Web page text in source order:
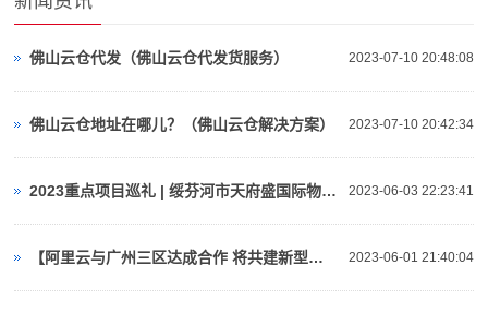
2023-07-10 20:48:08
佛山云仓代发（佛山云仓代发货服务）
2023-07-10 20:42:34
佛山云仓地址在哪儿？（佛山云仓解决方案）
2023-06-03 22:23:41
2023重点项目巡礼 | 绥芬河市天府盛国际物流产业园：对俄“云仓平台”
2023-06-01 21:40:04
【阿里云与广州三区达成合作 将共建新型算力基础设施、人工智能等】视频介绍